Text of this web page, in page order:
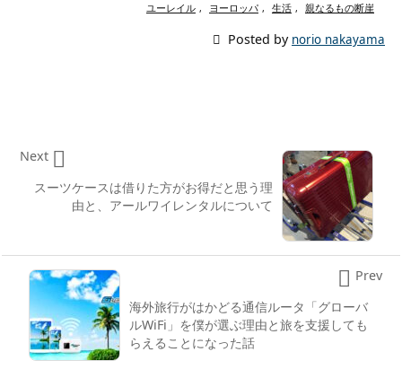
ユーレイル , ヨーロッパ , 生活 , 親なるもの断崖
 Posted by norio nakayama
スーツケースは借りた方がお得だと思う理
由と、アールワイレンタルについて

Next
海外旅行がはかどる通信ルータ「グローバ
ルWiFi」を僕が選ぶ理由と旅を支援しても
らえることになった話
 Prev